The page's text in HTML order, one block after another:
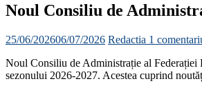
Noul Consiliu de
25/06/202606/07/2026 Redactia 1
Noul Consiliu de Administrație al Federației
sezonului 2026-2027. Acestea cuprind